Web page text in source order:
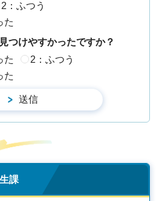
2：ふつう
た
つけやすかったですか？
た
2：ふつう
た
課